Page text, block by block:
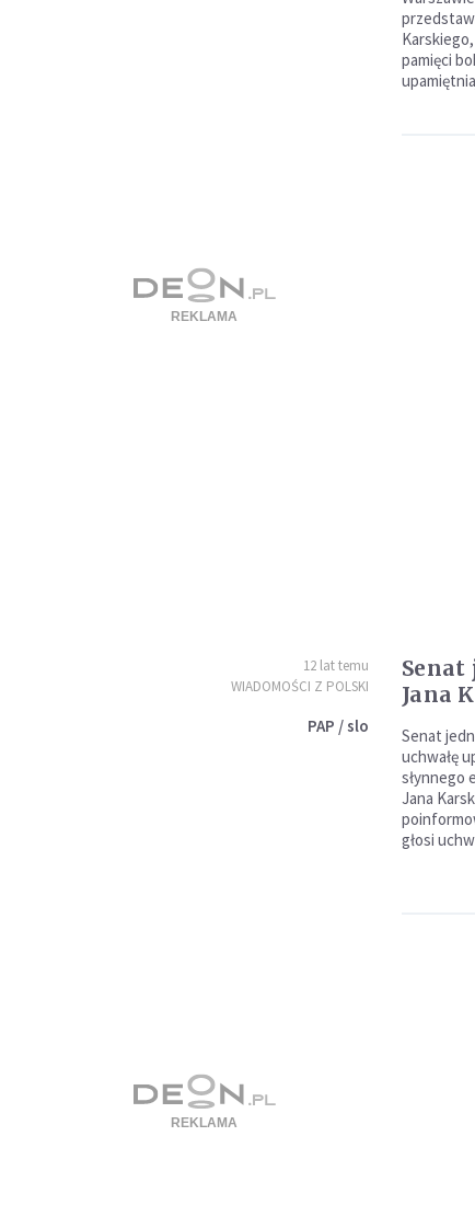
pamięci
12 lat temu
WIADOMOŚCI Z POLSKI
PAP / slo
Senat
Jana
Senat
uchwałę
słynnego
Jana
głosi